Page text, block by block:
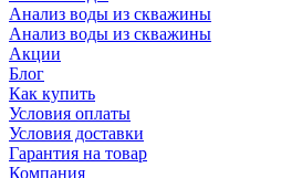
Анализ воды из скважины
Анализ воды из скважины
Акции
Блог
Как купить
Условия оплаты
Условия доставки
Гарантия на товар
Компания